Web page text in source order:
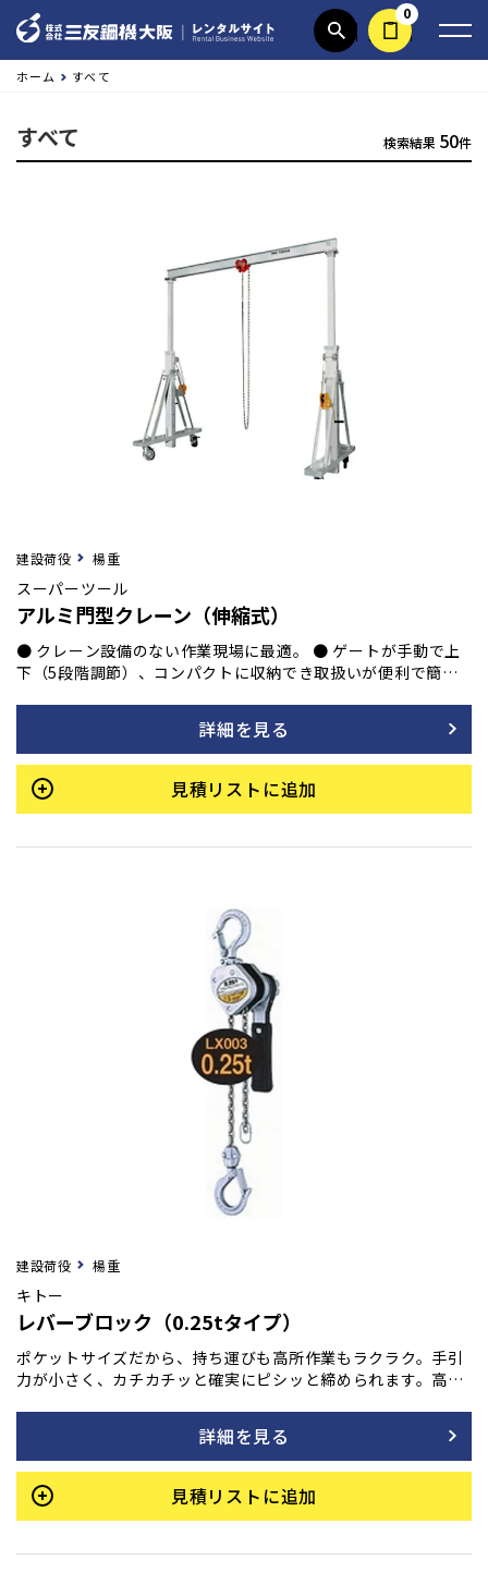
商品検索見積依頼する
0
ホーム すべて
すべて 検索結果 50件
建設荷役 楊重
スーパーツール
アルミ門型クレーン（伸縮式）
● クレーン設備のない作業現場に最適。 ● ゲートが手動で上
下（5段階調節）、コンパクトに収納でき取扱いが便利で簡
付）及びギヤードトロリー付。 ● 揚程は、200mm刻み5段階
調節。
詳細を見る
見積リストに追加
建設荷役 楊重
キトー
レバーブロック（0.25tタイプ）
ポケットサイズだから、持ち運びも高所作業もラクラク。手引
力が小さく、カチカチッと確実にピシッと締められます。高所
詳細を見る
見積リストに追加